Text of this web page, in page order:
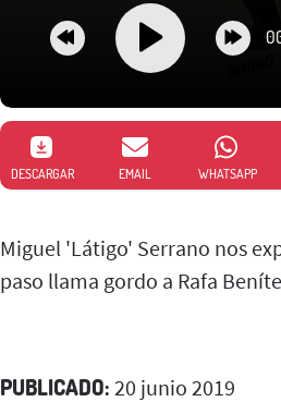
DESCARGAR EMAIL WHATSAPP
Miguel 'Látigo' Serrano nos
paso llama gordo a Rafa
PUBLICADO: 20 junio 2019